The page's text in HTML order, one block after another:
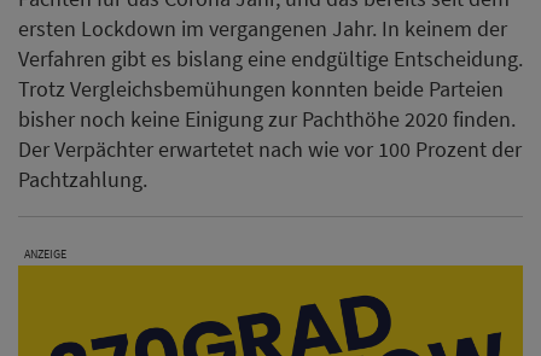
ersten Lockdown im vergangenen Jahr. In keinem der
Verfahren gibt es bislang eine endgültige Entscheidung.
Trotz Vergleichsbemühungen konnten beide Parteien
bisher noch keine Einigung zur Pachthöhe 2020 finden.
Der Verpächter erwartetet nach wie vor 100 Prozent der
Pachtzahlung.
ANZEIGE